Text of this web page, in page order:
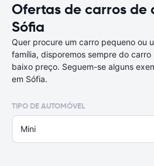
Ofertas de carros de
Sófia
Quer procure um carro pequeno ou
família, disporemos sempre do
baixo preço. Seguem-se alguns
em Sófia.
TIPO DE AUTOMÓVEL
Mini